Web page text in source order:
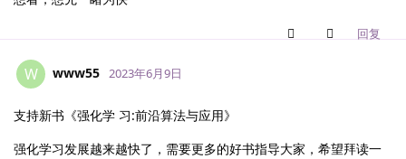
回复
W www55 2023年6月9日
支持新书《强化学 习:前沿算法与应用》
强化学习发展越来越快了，需要更多的好书指导大家，希望拜读一